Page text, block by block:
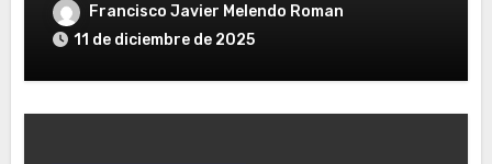
Francisco Javier Melendo Roman
11 de diciembre de 2025